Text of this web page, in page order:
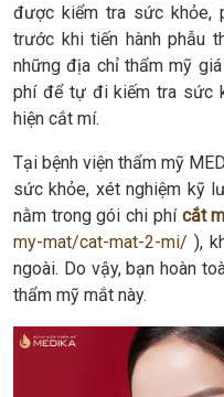
được kiểm tra sức khỏe,
trước khi tiến hành phẫu
những địa chỉ thẩm mỹ
phí để tự đi kiếm tra sức
hiện cắt mí.
Tại bệnh viện thẩm mỹ
sức khỏe, xét nghiệm kỹ
nằm trong gói chi phí cắt
my-mat/cat-mat-2-mi/ ),
ngoài. Do vậy, bạn hoàn
thẩm mỹ mắt này.